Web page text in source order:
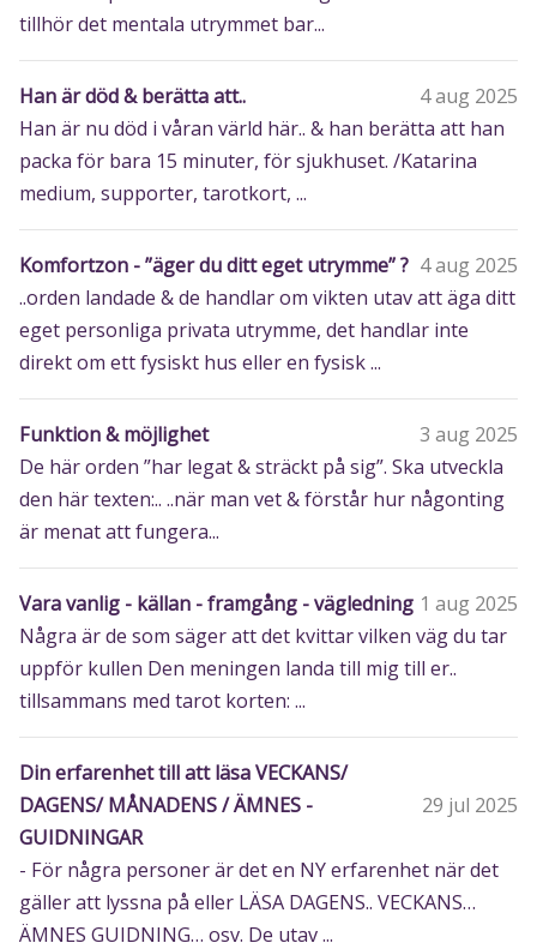
tillhör det mentala utrymmet bar...
Han är död & berätta att..
4 aug 2025
Han är nu död i våran värld här.. & han berätta att han
packa för bara 15 minuter, för sjukhuset. /Katarina
medium, supporter, tarotkort, ...
Komfortzon - ”äger du ditt eget utrymme” ? 4 aug 2025
..orden landade & de handlar om vikten utav att äga ditt
eget personliga privata utrymme, det handlar inte
direkt om ett fysiskt hus eller en fysisk ...
Funktion & möjlighet
3 aug 2025
De här orden ”har legat & sträckt på sig”. Ska utveckla
den här texten:.. ..när man vet & förstår hur någonting
är menat att fungera...
Vara vanlig - källan - framgång - vägledning 1 aug 2025
Några är de som säger att det kvittar vilken väg du tar
uppför kullen Den meningen landa till mig till er..
tillsammans med tarot korten: ...
Din erfarenhet till att läsa VECKANS/
DAGENS/ MÅNADENS / ÄMNES -
GUIDNINGAR
29 jul 2025
- För några personer är det en NY erfarenhet när det
gäller att lyssna på eller LÄSA DAGENS.. VECKANS…
ÄMNES GUIDNING… osv. De utav ...